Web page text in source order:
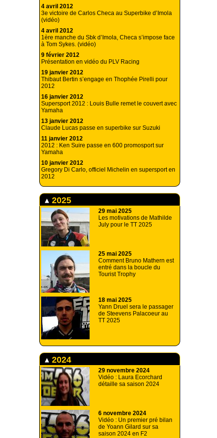
4 avril 2012
3e victoire de Carlos Checa au Superbike d’Imola
(vidéo)
4 avril 2012
1ère manche du Sbk d’Imola, Checa s’impose face
à Tom Sykes. (vidéo)
9 février 2012
Présentation en vidéo du PLV Racing
19 janvier 2012
Thibaut Bertin s’engage en Thophée Pirelli pour
2012
16 janvier 2012
Supersport 2012 : Louis Bulle remet le couvert avec
Yamaha
13 janvier 2012
Claude Lucas passe en superbike sur Suzuki
11 janvier 2012
2012 : Ken Suire passe en 600 promosport sur
Yamaha
10 janvier 2012
Gregory Di Carlo, officiel Michelin en supersport en
2012
2025
29 mai 2025
Les motivations de Mathilde
July pour le TT 2025
25 mai 2025
Comment Bruno Mathern est
entré dans la boucle du
Tourist Trophy
18 mai 2025
Yann Druel sera le passager
de Steevens Palacoeur au
TT 2025
2024
29 novembre 2024
Vidéo : Laura Ecorchard
détaille sa saison 2024
6 novembre 2024
Vidéo : Un premier pré bilan
de Yoann Gilard sur sa
saison 2024 en F2